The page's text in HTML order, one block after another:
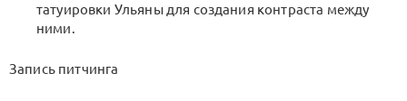
татуировки Ульяны для создания контраста между
ними.
Запись питчинга